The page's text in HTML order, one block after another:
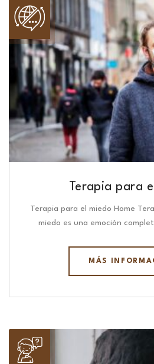
Terapia para
Terapia para el miedo Home
miedo es una emoción
MÁS